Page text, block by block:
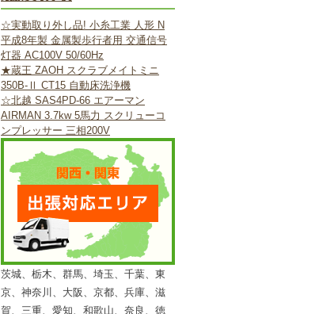
☆実動取り外し品! 小糸工業 人形 N
平成8年製 金属製歩行者用 交通信号
灯器 AC100V 50/60Hz
★蔵王 ZAOH スクラブメイトミニ
350B-Ⅱ CT15 自動床洗浄機
☆北越 SAS4PD-66 エアーマン
AIRMAN 3.7kw 5馬力 スクリューコ
ンプレッサー 三相200V
茨城、栃木、群馬、埼玉、千葉、東
京、神奈川、大阪、京都、兵庫、滋
賀、三重、愛知、和歌山、奈良、徳